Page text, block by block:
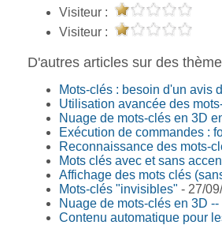
Visiteur :
Visiteur :
D'autres articles sur des
Mots-clés : besoin d'un avis
Utilisation avancée des
Nuage de mots-clés en 3D
Exécution de commandes :
Reconnaissance des mots-
Mots clés avec et sans
Affichage des mots clés
Mots-clés "invisibles" - 27/
Nuage de mots-clés en 3D --
Contenu automatique pour